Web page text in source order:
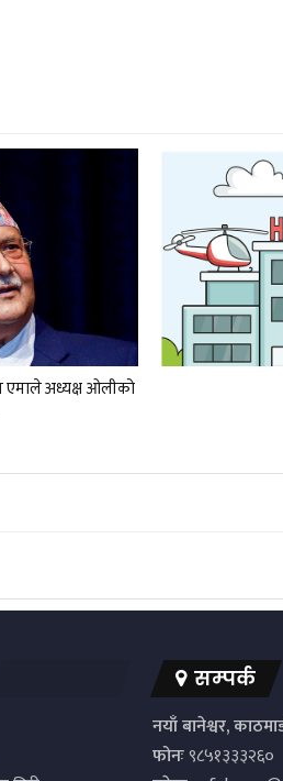
एमाले अध्यक्ष ओलीको
सम्पर्क
नयाँ बानेश्वर,
फोनः९८५१३३३२६०